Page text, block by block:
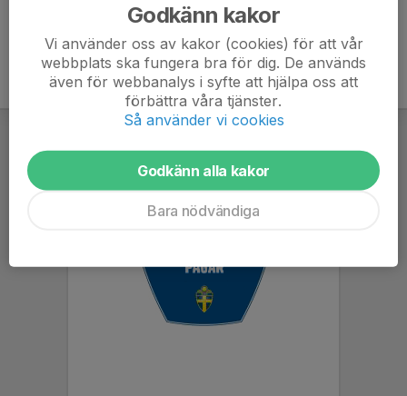
Godkänn kakor
Vi använder oss av kakor (cookies) för att vår
webbplats ska fungera bra för dig. De används
även för webbanalys i syfte att hjälpa oss att
förbättra våra tjänster.
Så använder vi cookies
Godkänn alla kakor
Bara nödvändiga